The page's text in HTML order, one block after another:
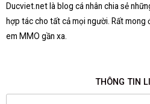
Ducviet.net là blog cá nhân chia sẻ
hợp tác cho tất cả mọi người. Rất mong
em MMO gần xa.
THÔNG TIN